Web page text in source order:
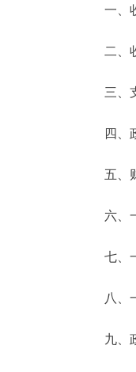
走进北京
一、收
二、收
三、支
四、政
五、财
六、一
七、一
八、一
九、政